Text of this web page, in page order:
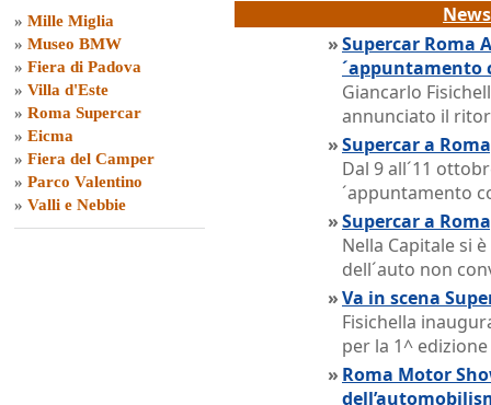
» Mille Miglia
» Museo BMW
» Fiera di Padova
» Villa d'Este
» Roma Supercar
» Eicma
» Fiera del Camper
» Parco Valentino
» Valli e Nebbie
»Supercar Roma
´appuntamento
Giancarlo
annunciato il
»Supercar a
Dal 9 all´11
´appuntamento
»Supercar a
Nella Capitale si
dell´auto non
»Va in scena
Fisichella
per la 1^
» Roma Motor